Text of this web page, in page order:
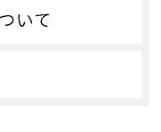
いて